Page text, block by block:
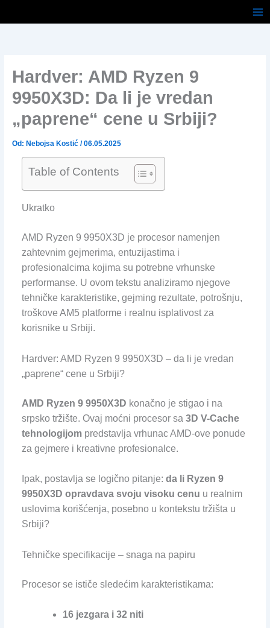
Hardver: AMD Ryzen 9
9950X3D: Da li je vredan
„paprene“ cene u Srbiji?
Od: Nebojsa Kostić /06.05.2025
Table of Contents
Ukratko
AMD Ryzen 9 9950X3D je procesor namenjen
zahtevnim gejmerima, entuzijastima i
profesionalcima kojima su potrebne vrhunske
performanse. U ovom tekstu analiziramo njegove
tehničke karakteristike, gejming rezultate, potrošnju,
troškove AM5 platforme i realnu isplativost za
korisnike u Srbiji.
Hardver: AMD Ryzen 9 9950X3D – da li je vredan
„paprene“ cene u Srbiji?
AMD Ryzen 9 9950X3D konačno je stigao i na
srpsko tržište. Ovaj moćni procesor sa 3D V-Cache
tehnologijompredstavlja vrhunac AMD-ove ponude
za gejmere i kreativne profesionalce.
Ipak, postavlja se logično pitanje: da li Ryzen 9
9950X3D opravdava svoju visoku cenu u realnim
uslovima korišćenja, posebno u kontekstu tržišta u
Srbiji?
Tehničke specifikacije – snaga na papiru
Procesor se ističe sledećim karakteristikama:
16 jezgara i 32 niti